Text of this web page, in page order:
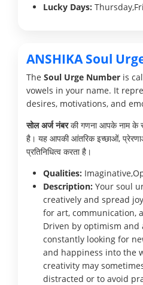
Lucky Days:
ANSHIKA Soul
The Soul Urge Number is
vowels in your name. It
desires, motivations, and
सोल अर्ज नंबरकी गणना आपके नाम के
है। यह आपकी आंतरिक इच्छाओं,
प्रतिनिधित्व करता है।
Qualities:
Description: Your soul
creatively and spread
for art, communication,
Driven by optimism and
constantly looking for
and happiness into the
creativity may
distracted or to avoid